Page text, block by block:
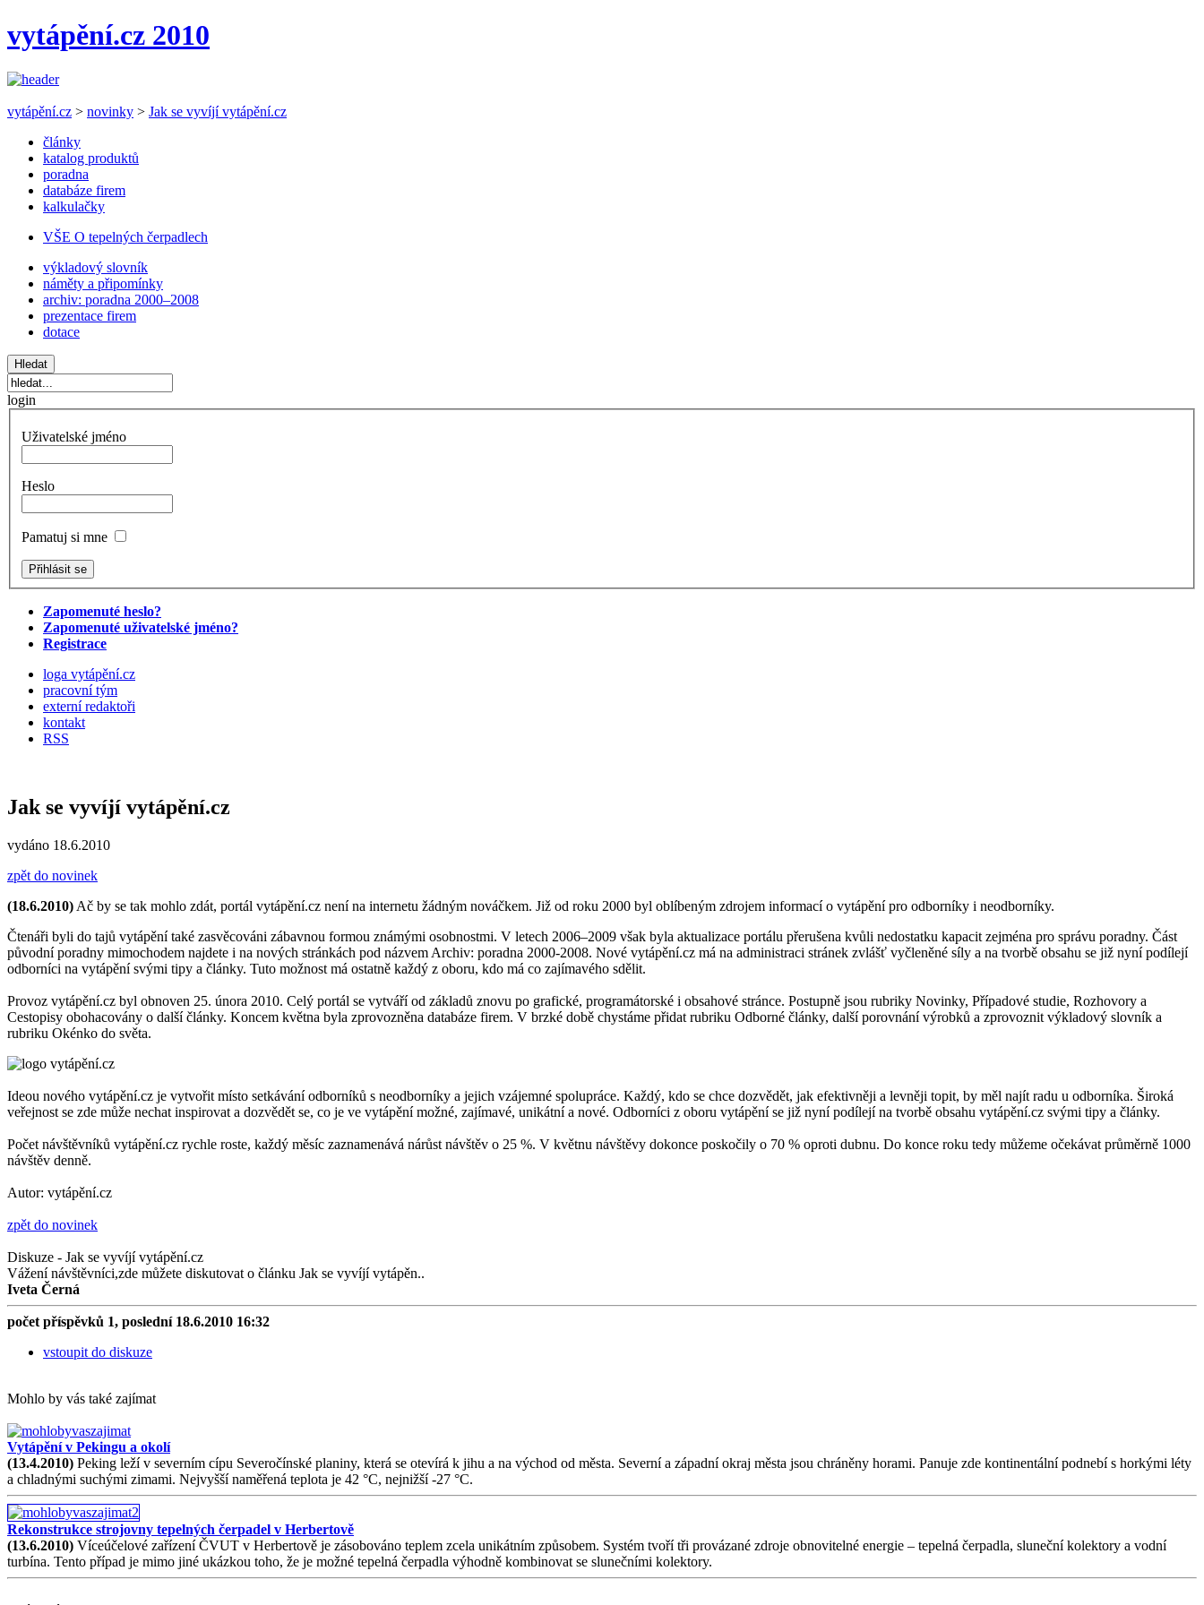
vytápění.cz 2010
vytápění.cz > novinky > Jak se vyvíjí vytápění.cz
články
katalog produktů
poradna
databáze firem
kalkulačky
VŠE O tepelných čerpadlech
výkladový slovník
náměty a připomínky
archiv: poradna 2000–2008
prezentace firem
dotace
login
Uživatelské jméno
Heslo
Pamatuj si mne
Zapomenuté heslo?
Zapomenuté uživatelské jméno?
Registrace
loga vytápění.cz
pracovní tým
externí redaktoři
kontakt
RSS
Jak se vyvíjí vytápění.cz
vydáno 18.6.2010
zpět do novinek
(18.6.2010) Ač by se tak mohlo zdát, portál vytápění.cz není na internetu žádným nováčkem. Již od roku 2000 byl oblíbeným zdrojem informací o vytápění pro odborníky i neodborníky.
Čtenáři byli do tajů vytápění také zasvěcováni zábavnou formou známými osobnostmi. V letech 2006–2009 však byla aktualizace portálu přerušena kvůli nedostatku kapacit zejména pro správu poradny. Část
původní poradny mimochodem najdete i na nových stránkách pod názvem Archiv: poradna 2000-2008. Nové vytápění.cz má na administraci stránek zvlášť vyčleněné síly a na tvorbě obsahu se již nyní podílejí
odborníci na vytápění svými tipy a články. Tuto možnost má ostatně každý z oboru, kdo má co zajímavého sdělit.
Provoz vytápění.cz byl obnoven 25. února 2010. Celý portál se vytváří od základů znovu po grafické, programátorské i obsahové stránce. Postupně jsou rubriky Novinky, Případové studie, Rozhovory a
Cestopisy obohacovány o další články. Koncem května byla zprovozněna databáze firem. V brzké době chystáme přidat rubriku Odborné články, další porovnání výrobků a zprovoznit výkladový slovník a
rubriku Okénko do světa.
Ideou nového vytápění.cz je vytvořit místo setkávání odborníků s neodborníky a jejich vzájemné spolupráce. Každý, kdo se chce dozvědět, jak efektivněji a levněji topit, by měl najít radu u odborníka. Široká
veřejnost se zde může nechat inspirovat a dozvědět se, co je ve vytápění možné, zajímavé, unikátní a nové. Odborníci z oboru vytápění se již nyní podílejí na tvorbě obsahu vytápění.cz svými tipy a články.
Počet návštěvníků vytápění.cz rychle roste, každý měsíc zaznamenává nárůst návštěv o 25 %. V květnu návštěvy dokonce poskočily o 70 % oproti dubnu. Do konce roku tedy můžeme očekávat průměrně 1000
návštěv denně.
Autor: vytápění.cz
zpět do novinek
Diskuze - Jak se vyvíjí vytápění.cz
Vážení návštěvníci,zde můžete diskutovat o článku Jak se vyvíjí vytápěn..
Iveta Černá
počet příspěvků 1, poslední 18.6.2010 16:32
vstoupit do diskuze
Mohlo by vás také zajímat
Vytápění v Pekingu a okolí
(13.4.2010) Peking leží v severním cípu Severočínské planiny, která se otevírá k jihu a na východ od města. Severní a západní okraj města jsou chráněny horami. Panuje zde kontinentální podnebí s horkými léty
a chladnými suchými zimami. Nejvyšší naměřená teplota je 42 °C, nejnižší -27 °C.
Rekonstrukce strojovny tepelných čerpadel v Herbertově
(13.6.2010) Víceúčelové zařízení ČVUT v Herbertově je zásobováno teplem zcela unikátním způsobem. Systém tvoří tři provázané zdroje obnovitelné energie – tepelná čerpadla, sluneční kolektory a vodní
turbína. Tento případ je mimo jiné ukázkou toho, že je možné tepelná čerpadla výhodně kombinovat se slunečními kolektory.